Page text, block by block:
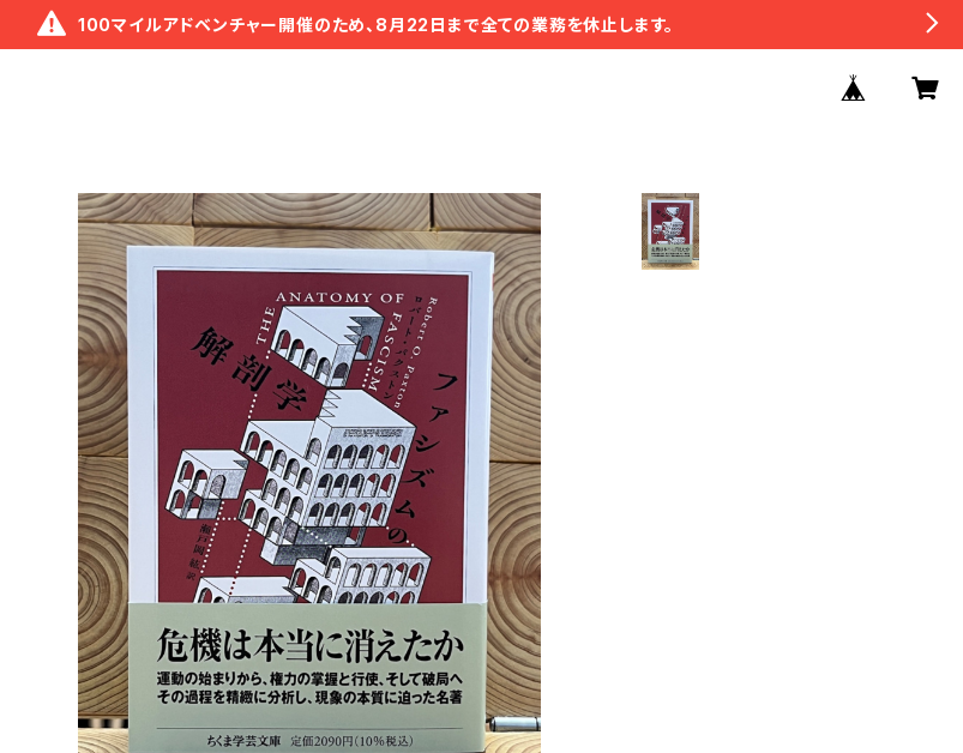
100マイルアドベンチャー開催のため、8月22日まで全ての業務を休止します。